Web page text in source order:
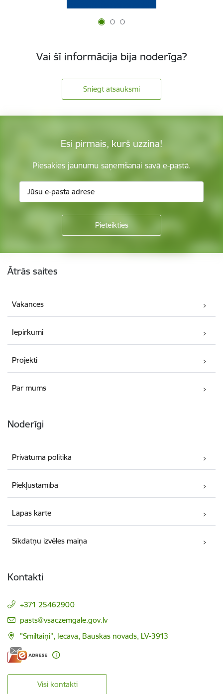
Vai šī informācija bija noderīga?
Sniegt atsauksmi
Esi pirmais, kurš uzzina!
Piesakies jaunumu saņemšanai savā e-pastā.
Ātrās saites
Vakances
Iepirkumi
Projekti
Par mums
Noderīgi
Privātuma politika
Piekļūstamība
Lapas karte
Sīkdatņu izvēles maiņa
Kontakti
+371 25462900
E-pasts:
pasts@vsaczemgale.gov.lv
"Smiltaiņi", Iecava, Bauskas novads, LV-3913
Visi kontakti